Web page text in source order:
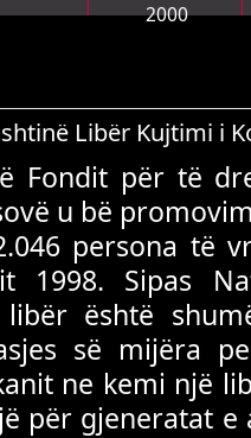
2000
Libër Kujtimi i
Fondit për të
u bë
persona të
1998. Sipas
është
së mijëra
ne kemi një
për gjeneratat